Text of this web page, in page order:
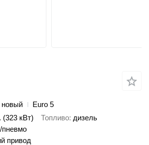
новый
Euro 5
(323 кВт) Топливо дизель
пневмо
привод